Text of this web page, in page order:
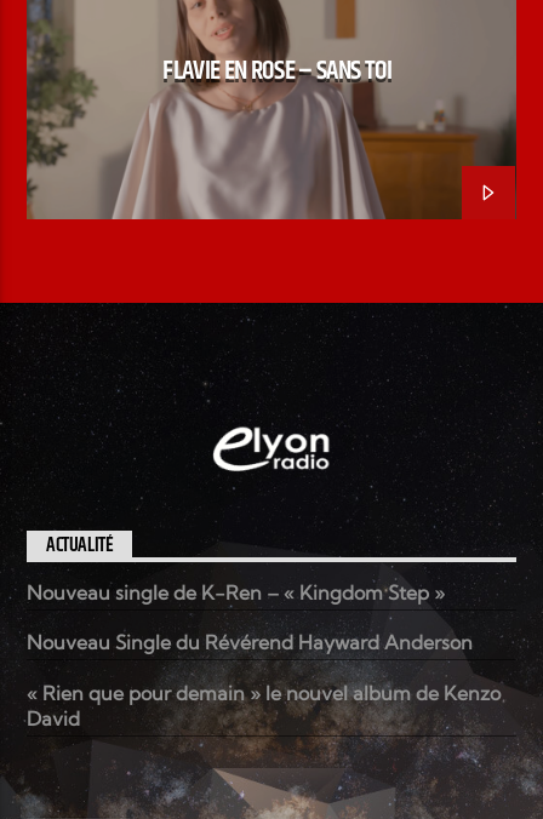
SANS TOI
FLAVIE EN ROSE – SANS TOI
ACTUALITÉ
Nouveau single de K-Ren – « Kingdom Step »
Nouveau Single du Révérend Hayward Anderson
« Rien que pour demain » le nouvel album de Kenzo
David